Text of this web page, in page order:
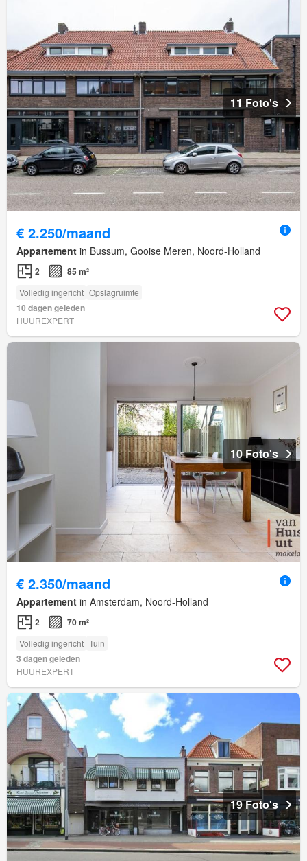
11 Foto's
€ 2.250/maand
Appartement in Bussum, Gooise Meren, Noord-Holland
2 85 m²
Volledig ingericht Opslagruimte
10 dagen geleden
HUUREXPERT
10 Foto's
€ 2.350/maand
Appartement in Amsterdam, Noord-Holland
2 70 m²
Volledig ingericht Tuin
3 dagen geleden
HUUREXPERT
19 Foto's